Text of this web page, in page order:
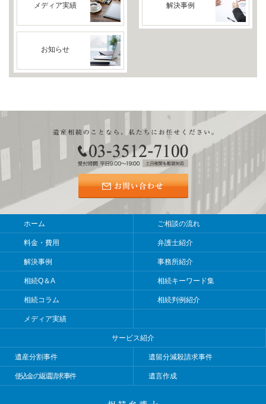
メディア実績 解決事例
お知らせ
ホーム ご相談の流れ
料金・費用 弁護士紹介
解決事例 事務所紹介
相続Q＆A 相続キーワード集
相続コラム 相続判例紹介
メディア実績
サービス紹介
遺産分割事件 遺留分減殺請求事件
使込金の返還請求事件 遺言作成